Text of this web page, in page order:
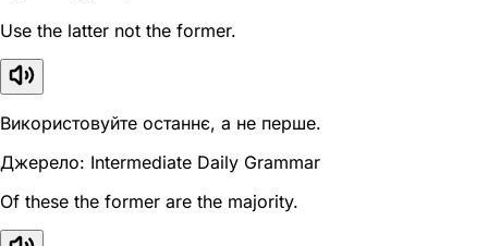
Use the latter not the former.
Використовуйте останнє, а не перше.
Джерело: Intermediate Daily Grammar
Of these the former are the majority.